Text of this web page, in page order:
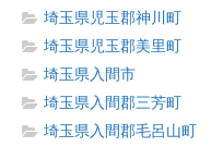
埼玉県児玉郡神川町
埼玉県児玉郡美里町
埼玉県入間市
埼玉県入間郡三芳町
埼玉県入間郡毛呂山町